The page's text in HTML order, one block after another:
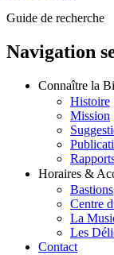
Guide de recherche
Navigation
Connaître la
Histoire
Mission
Horaires &
Bastions
Centre
La
Les
Contact